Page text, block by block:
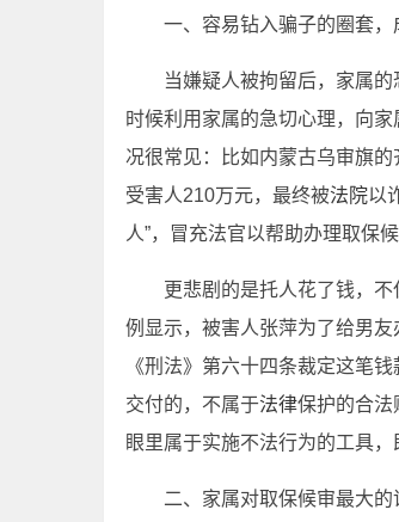
一、容易钻入骗子的圈套，
当嫌疑人被拘留后，家属
时候利用家属的急切心理，向
况很常见：比如内蒙古乌审旗
受害人210万元，最终被法院以
人”，冒充法官以帮助办理取保
更悲剧的是托人花了钱，
例显示，被害人张萍为了给男
《刑法》第六十四条裁定这笔
交付的，不属于法律保护的合法
眼里属于实施不法行为的工具，
二、家属对取保候审最大的